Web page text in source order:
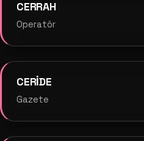
CERRAH
Operatör
CERİDE
Gazete